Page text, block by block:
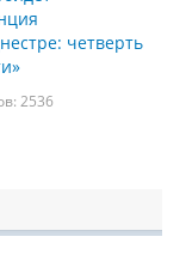
четверть
2536